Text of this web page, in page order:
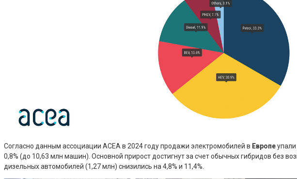
Согласно данным ассоциации ACEA в 2024 году продажи электромобилей в Европе
0,8% (до 10,63 млн машин). Основной прирост достигнут за счет обычных гибридов без
дизельных автомобилей (1,27 млн) снизились на 4,8% и 11,4%.